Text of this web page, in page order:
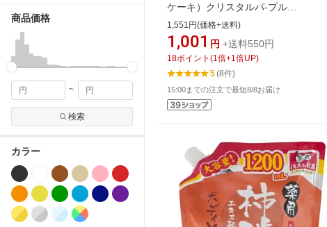
商品価格
~
検索
カラー
ケーキ）クリスタルパ-プル
RN（110g）固形［洗顔石鹸］ クリス
タルパ-プルRN【rb_pcp】
1,551円(価格+送料)
1,001 円 +送料550円
18ポイント (1 倍+1 倍UP)
5(8件)
15:00までの注文で最短8/8お届け